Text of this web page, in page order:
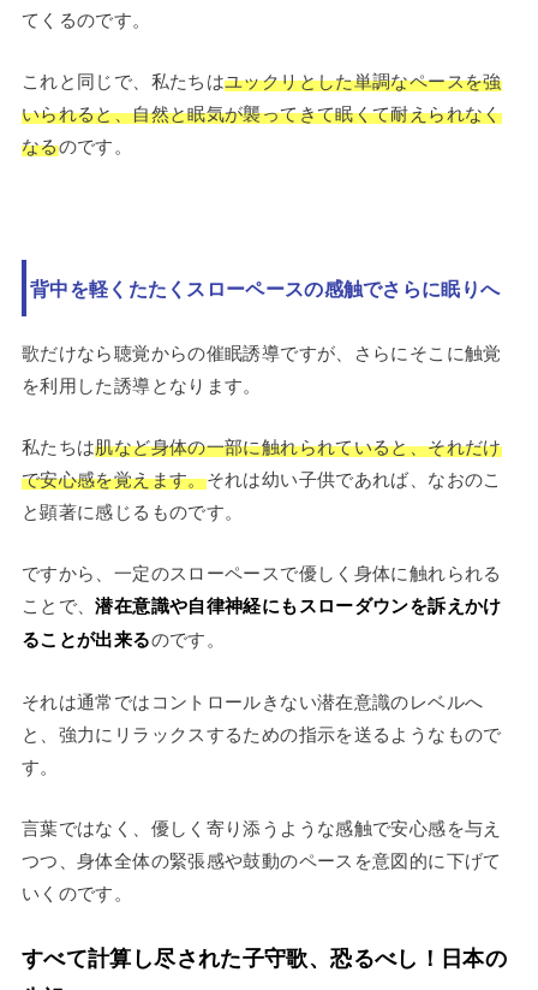
てくるのです。
これと同じで、私たちはユックリとした単調なペースを強
いられると、自然と眠気が襲ってきて眠くて耐えられなく
なるのです。
背中を軽くたたくスローペースの感触でさらに眠りへ
歌だけなら聴覚からの催眠誘導ですが、さらにそこに触覚
を利用した誘導となります。
私たちは肌など身体の一部に触れられていると、それだけ
で安心感を覚えます。それは幼い子供であれば、なおのこ
と顕著に感じるものです。
ですから、一定のスローペースで優しく身体に触れられる
ことで、潜在意識や自律神経にもスローダウンを訴えかけ
ることが出来るのです。
それは通常ではコントロールきない潜在意識のレベルへ
と、強力にリラックスするための指示を送るようなもので
す。
言葉ではなく、優しく寄り添うような感触で安心感を与え
つつ、身体全体の緊張感や鼓動のペースを意図的に下げて
いくのです。
すべて計算し尽された子守歌、恐るべし！日本の